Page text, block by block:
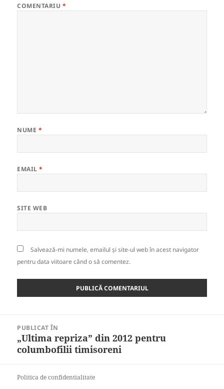
COMENTARIU *
NUME *
EMAIL*
SITE WEB
Salvează-mi numele, emailul și site-ul web în acest navigator
pentru data viitoare când o să comentez.
articole
PUBLICAT ÎN
„Ultima repriza” din 2012 pentru
columbofilii timisoreni
Politica de confidentialitate